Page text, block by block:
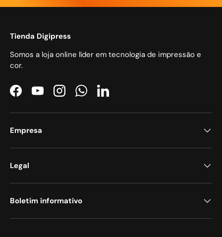
Tienda Digipress
Somos a loja online líder em tecnologia de impressão e
cor.
FacebookYouTubeInstagramWhatsAppLinkedIn
Empresa
Legal
Boletim informativo